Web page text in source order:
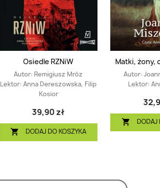
Osiedle RZNiW
Autor: Remigiusz Mróz
Lektor: Anna Dereszowska, Filip
Kosior
39,90 zł
 DODAJ DO KOSZYKA
Matki, żony,
Autor:
Lektor:
 DODAJ